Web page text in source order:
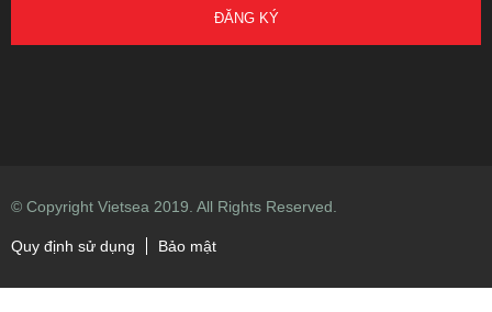
ĐĂNG KÝ
© Copyright Vietsea 2019. All Rights Reserved.
Quy định sử dụng Bảo mật